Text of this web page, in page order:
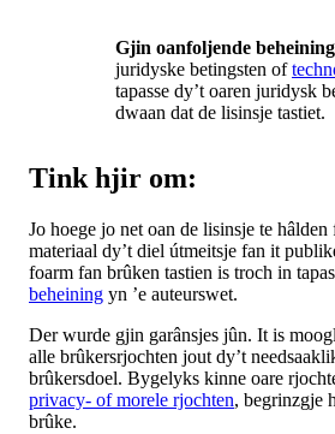
Gjin oanfoljende
juridyske betingsten of
tapasse dy’t oaren juridysk
dwaan dat de lisinsje tastiet.
Tink hjir om:
Jo hoege jo net oan de lisinsje te
materiaal dy’t diel útmeitsje fan it
foarm fan brûken tastien is troch in
beheining yn ’e auteurswet.
Der wurde gjin garânsjes jûn. It is
alle brûkersrjochten jout dy’t
brûkersdoel. Bygelyks kinne oare
privacy- of morele rjochten, begrinzgje
brûke.